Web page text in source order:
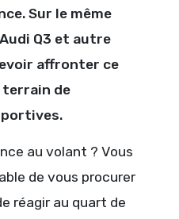
Sur le même
Q3 et autre
affronter ce
terrain de
au volant ? Vous
de vous procurer
réagir au quart de